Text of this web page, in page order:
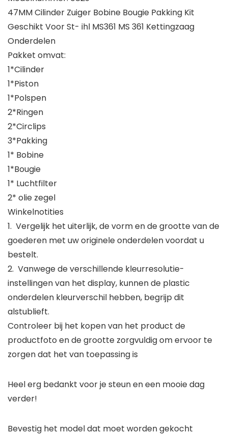
47MM Cilinder Zuiger Bobine Bougie Pakking Kit
Geschikt Voor St- ihl MS361 MS 361 Kettingzaag
Onderdelen
Pakket omvat:
1*Cilinder
1*Piston
1*Polspen
2*Ringen
2*Circlips
3*Pakking
1* Bobine
1*Bougie
1* Luchtfilter
2* olie zegel
Winkelnotities
1. Vergelijk het uiterlijk, de vorm en de grootte van de
goederen met uw originele onderdelen voordat u
bestelt.
2. Vanwege de verschillende kleurresolutie-
instellingen van het display, kunnen de plastic
onderdelen kleurverschil hebben, begrijp dit
alstublieft.
Controleer bij het kopen van het product de
productfoto en de grootte zorgvuldig om ervoor te
zorgen dat het van toepassing is
Heel erg bedankt voor je steun en een mooie dag
verder!
Bevestig het model dat moet worden gekocht